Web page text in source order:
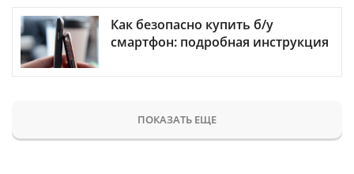
Как безопасно купить б/у
смартфон: подробная инструкция
ПОКАЗАТЬ ЕЩЕ